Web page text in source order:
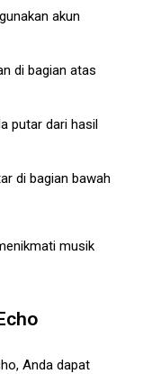
akun
di bagian atas
putar dari hasil
di bagian bawah
musik
Anda dapat